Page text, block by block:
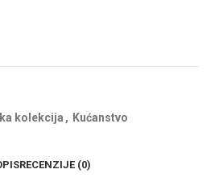
kolekcija , Kućanstvo
RECENZIJE (0)